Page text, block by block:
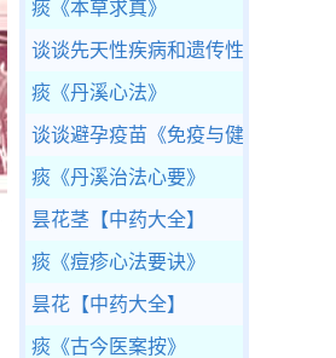
痰 《本草求真》
谈谈先天性疾病和遗传性疾病
痰 《丹溪心法》
谈谈避孕疫苗 《免疫与健康》
痰 《丹溪治法心要》
昙花茎 【中药大全】
痰 《痘疹心法要诀》
昙花 【中药大全】
痰 《古今医案按》